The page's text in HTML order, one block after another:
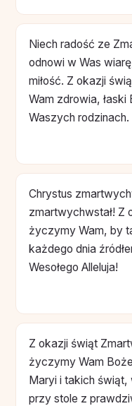
Niech radość ze
odnowi w Was
miłość. Z okazji
Wam zdrowia, łaski
Waszych rodzinach.
Chrystus
zmartwychwstał! Z
życzymy Wam, by
każdego dnia
Wesołego Alleluja!
Z okazji świąt
życzymy Wam
Maryi i takich
przy stole z